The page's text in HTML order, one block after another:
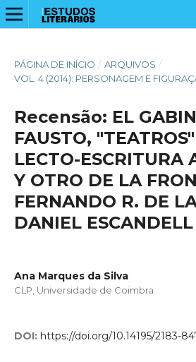
PÁGINA DE INÍCIO / ARQUIVOS /
VOL. 4 (2014): PERSONAGEM E
Recensão: EL
FAUSTO,
LECTO-ESCRITURA
Y OTRO DE LA
FERNANDO R. DE
DANIEL
Ana Marques da Silva
CLP, Universidade de Coimbra
DOI: https://doi.org/10.14195/2183-